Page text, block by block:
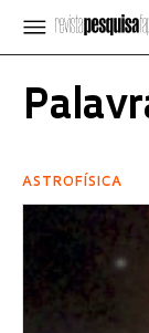
ASTROFÍSICA